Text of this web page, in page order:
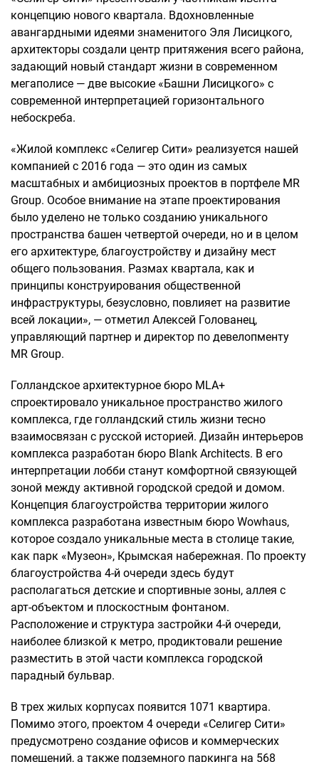
концепцию нового квартала. Вдохновленные
авангардными идеями знаменитого Эля Лисицкого,
архитекторы создали центр притяжения всего района,
задающий новый стандарт жизни в современном
мегаполисе — две высокие «Башни Лисицкого» с
современной интерпретацией горизонтального
небоскреба.
«Жилой комплекс «Селигер Сити» реализуется нашей
компанией с 2016 года — это один из самых
масштабных и амбициозных проектов в портфеле MR
Group. Особое внимание на этапе проектирования
было уделено не только созданию уникального
пространства башен четвертой очереди, но и в целом
его архитектуре, благоустройству и дизайну мест
общего пользования. Размах квартала, как и
принципы конструирования общественной
инфраструктуры, безусловно, повлияет на развитие
всей локации», — отметил Алексей Голованец,
управляющий партнер и директор по девелопменту
MR Group.
Голландское архитектурное бюро MLA+
спроектировало уникальное пространство жилого
комплекса, где голландский стиль жизни тесно
взаимосвязан с русской историей. Дизайн интерьеров
комплекса разработан бюро Вlank Architects. В его
интерпретации лобби станут комфортной связующей
зоной между активной городской средой и домом.
Концепция благоустройства территории жилого
комплекса разработана известным бюро Wowhaus,
которое создало уникальные места в столице такие,
как парк «Музеон», Крымская набережная. По проекту
благоустройства 4-й очереди здесь будут
располагаться детские и спортивные зоны, аллея с
арт-объектом и плоскостным фонтаном.
Расположение и структура застройки 4-й очереди,
наиболее близкой к метро, продиктовали решение
разместить в этой части комплекса городской
парадный бульвар.
В трех жилых корпусах появится 1071 квартира.
Помимо этого, проектом 4 очереди «Селигер Сити»
предусмотрено создание офисов и коммерческих
помещений, а также подземного паркинга на 568